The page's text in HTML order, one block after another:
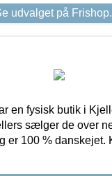
udvalget på
en fysisk butik i
sælger de over
er 100 % danskejet.